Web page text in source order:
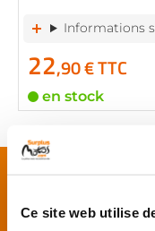
Ce site web utilise
Informations
22,90 € TTC
en stock
FAITES